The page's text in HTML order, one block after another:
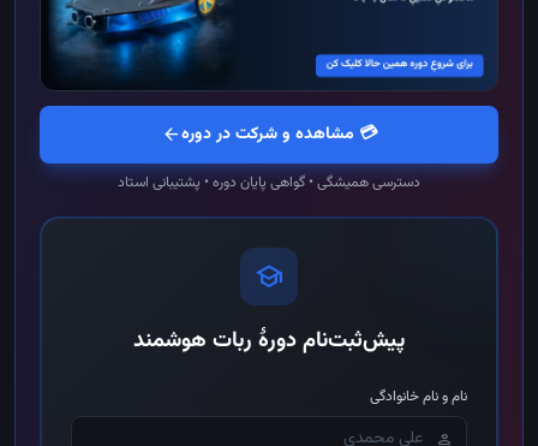
💳 مشاهده و شرکت در دورهarrow_back
دسترسی همیشگی • گواهی پایان دوره • پشتیبانی استاد
school
پیش‌ثبت‌نام دورهٔ ربات هوشمند
نام و نام خانوادگی
person